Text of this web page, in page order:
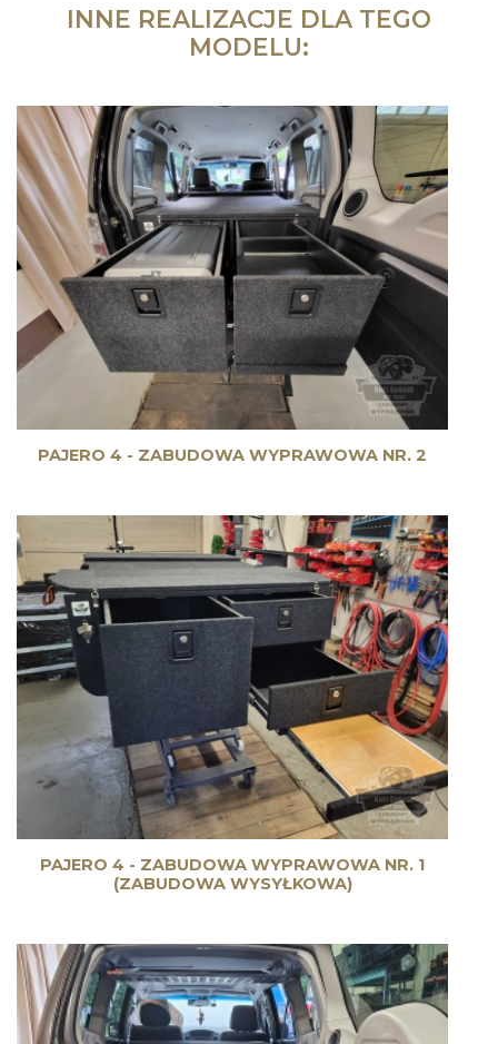
INNE REALIZACJE DLA TEGO
MODELU:
PAJERO 4 - ZABUDOWA WYPRAWOWA NR. 2
PAJERO 4 - ZABUDOWA WYPRAWOWA NR. 1
(ZABUDOWA WYSYŁKOWA)